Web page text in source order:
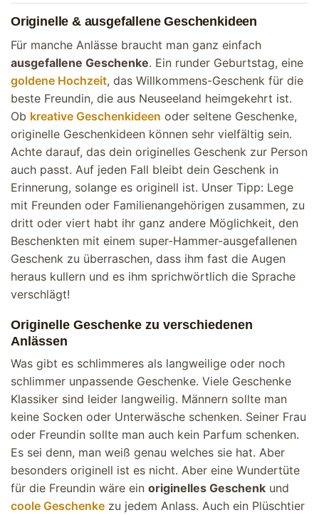
Originelle & ausgefallene Geschenkideen
Für manche Anlässe braucht man ganz einfach
ausgefallene Geschenke. Ein runder Geburtstag, eine
goldene Hochzeit, das Willkommens-Geschenk für die
beste Freundin, die aus Neuseeland heimgekehrt ist.
Ob kreative Geschenkideen oder seltene Geschenke,
originelle Geschenkideen können sehr vielfältig sein.
Achte darauf, das dein originelles Geschenk zur Person
auch passt. Auf jeden Fall bleibt dein Geschenk in
Erinnerung, solange es originell ist. Unser Tipp: Lege
mit Freunden oder Familienangehörigen zusammen, zu
dritt oder viert habt ihr ganz andere Möglichkeit, den
Beschenkten mit einem super-Hammer-ausgefallenen
Geschenk zu überraschen, dass ihm fast die Augen
heraus kullern und es ihm sprichwörtlich die Sprache
verschlägt!
Originelle Geschenke zu verschiedenen
Anlässen
Was gibt es schlimmeres als langweilige oder noch
schlimmer unpassende Geschenke. Viele Geschenke
Klassiker sind leider langweilig. Männern sollte man
keine Socken oder Unterwäsche schenken. Seiner Frau
oder Freundin sollte man auch kein Parfum schenken.
Es sei denn, man weiß genau welches sie hat. Aber
besonders originell ist es nicht. Aber eine Wundertüte
für die Freundin wäre ein originelles Geschenk und
coole Geschenke zu jedem Anlass. Auch ein Plüschtier